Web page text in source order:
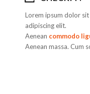
Lorem ipsum dolor
adipiscing elit.
Aenean commodo
Aenean massa. Cum